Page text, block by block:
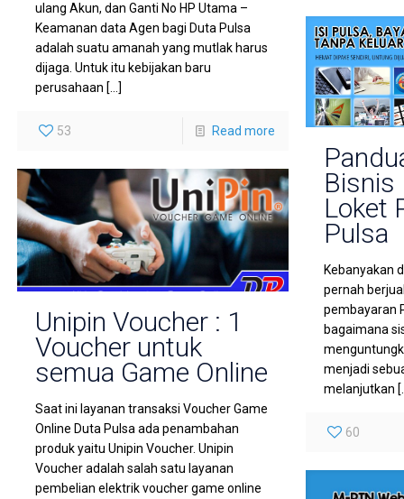
ulang Akun, dan Ganti No HP Utama –
Keamanan data Agen bagi Duta Pulsa
adalah suatu amanah yang mutlak harus
dijaga. Untuk itu kebijakan baru
perusahaan […]
53 Read more
Bisnis
Loket
Pulsa
Kebanyakan
pernah
pembayaran
bagaimana
menjadi
melanjutkan
60
Unipin Voucher : 1
Voucher untuk
semua Game Online
Saat ini layanan transaksi Voucher Game
Online Duta Pulsa ada penambahan
produk yaitu Unipin Voucher. Unipin
Voucher adalah salah satu layanan
pembelian elektrik voucher game online